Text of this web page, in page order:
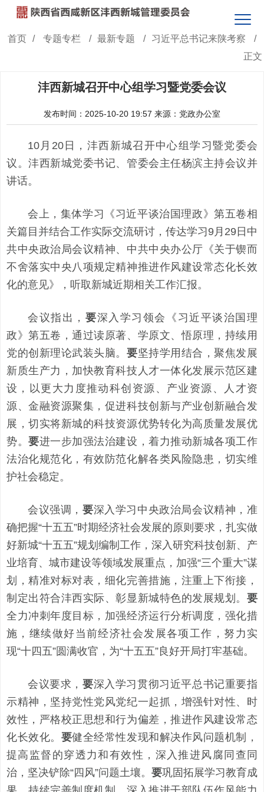
首页 / 专题专栏 / 最新专题 / 习近平总书记来陕考察
/
正文
沣西新城召开中心组学习暨党委会议
发布时间：2025-10-20 19:57 来源：党政办公室
10月20日，沣西新城召开中心组学习暨党委会
议。沣西新城党委书记、管委会主任杨滨主持会议并
讲话。
会上，集体学习《习近平谈治国理政》第五卷相
关篇目并结合工作实际交流研讨，传达学习9月29日中
共中央政治局会议精神、中共中央办公厅《关于锲而
不舍落实中央八项规定精神推进作风建设常态化长效
化的意见》，听取新城近期相关工作汇报。
会议指出， 要深入学习领会《习近平谈治国理
政》第五卷，通过读原著、学原文、悟原理，持续用
党的创新理论武装头脑。 要坚持学用结合，聚焦发展
新质生产力，加快教育科技人才一体化发展示范区建
设，以更大力度推动科创资源、产业资源、人才资
源、金融资源聚集，促进科技创新与产业创新融合发
展，切实将新城的科技资源优势转化为高质量发展优
势。要进一步加强法治建设，着力推动新城各项工作
法治化规范化，有效防范化解各类风险隐患，切实维
护社会稳定。
会议强调， 要深入学习中央政治局会议精神，准
确把握“十五五”时期经济社会发展的原则要求，扎实做
好新城“十五五”规划编制工作，深入研究科技创新、产
业培育、城市建设等领域发展重点，加强“三个重大”谋
划，精准对标对表，细化完善措施，注重上下衔接，
制定出符合沣西实际、彰显新城特色的发展规划。 要
全力冲刺年度目标，加强经济运行分析调度，强化措
施，继续做好当前经济社会发展各项工作，努力实
现“十四五”圆满收官，为“十五五”良好开局打牢基础。
会议要求， 要深入学习贯彻习近平总书记重要指
示精神，坚持党性党风党纪一起抓，增强针对性、时
效性，严格校正思想和行为偏差，推进作风建设常态
化长效化。 要健全经常性发现和解决作风问题机制，
提高监督的穿透力和有效性，深入推进风腐同查同
治，坚决铲除“四风”问题土壤。 要巩固拓展学习教育成